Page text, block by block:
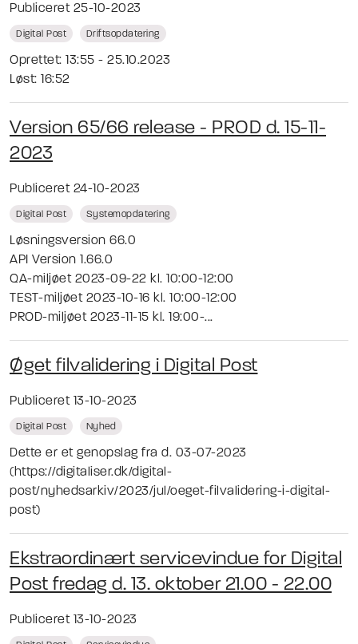
Publiceret 25-10-2023
Digital Post Driftsopdatering
Oprettet: 13:55 - 25.10.2023
Løst: 16:52
Version 65/66 release - PROD d. 15-11-
2023
Publiceret 24-10-2023
Digital Post Systemopdatering
Løsningsversion 66.0
API Version 1.66.0
QA-miljøet 2023-09-22 kl. 10:00-12:00
TEST-miljøet 2023-10-16 kl. 10:00-12:00
PROD-miljøet 2023-11-15 kl. 19:00-...
Øget filvalidering i Digital Post
Publiceret 13-10-2023
Digital Post Nyhed
Dette er et genopslag fra d. 03-07-2023
(https://digitaliser.dk/digital-
post/nyhedsarkiv/2023/jul/oeget-filvalidering-i-digital-
post)
Ekstraordinært servicevindue for Digital
Post fredag d. 13. oktober 21.00 - 22.00
Publiceret 13-10-2023